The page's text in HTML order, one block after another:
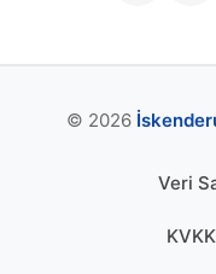
© 2026
Veri